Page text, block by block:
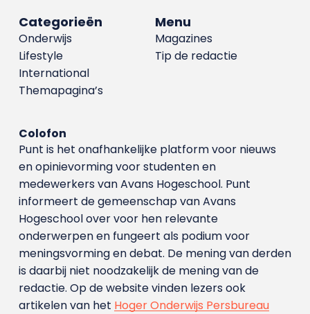
Menu
Magazines
Tip de redactie
Categorieën
Onderwijs
Lifestyle
International
Themapagina’s
Colofon
Punt is het onafhankelijke platform voor nieuws
en opinievorming voor studenten en
medewerkers van Avans Hoge­school. Punt
informeert de gemeenschap van Avans
Hogeschool over voor hen relevante
onderwerpen en fungeert als podium voor
meningsvorming en debat. De mening van derden
is daarbij niet noodzakelijk de mening van de
redactie. Op de website vinden lezers ook
artikelen van het Hoger Onderwijs Persbureau